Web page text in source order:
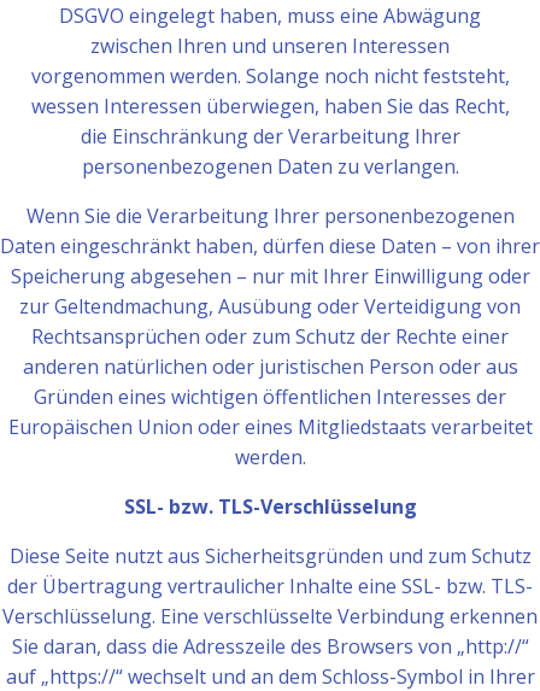
DSGVO eingelegt haben, muss eine Abwägung
zwischen Ihren und unseren Interessen
vorgenommen werden. Solange noch nicht feststeht,
wessen Interessen überwiegen, haben Sie das Recht,
die Einschränkung der Verarbeitung Ihrer
personenbezogenen Daten zu verlangen.
Wenn Sie die Verarbeitung Ihrer personenbezogenen
Daten eingeschränkt haben, dürfen diese Daten – von ihrer
Speicherung abgesehen – nur mit Ihrer Einwilligung oder
zur Geltendmachung, Ausübung oder Verteidigung von
Rechtsansprüchen oder zum Schutz der Rechte einer
anderen natürlichen oder juristischen Person oder aus
Gründen eines wichtigen öffentlichen Interesses der
Europäischen Union oder eines Mitgliedstaats verarbeitet
werden.
SSL- bzw. TLS-Verschlüsselung
Diese Seite nutzt aus Sicherheitsgründen und zum Schutz
der Übertragung vertraulicher Inhalte eine SSL- bzw. TLS-
Verschlüsselung. Eine verschlüsselte Verbindung erkennen
Sie daran, dass die Adresszeile des Browsers von „http://“
auf „https://“ wechselt und an dem Schloss-Symbol in Ihrer